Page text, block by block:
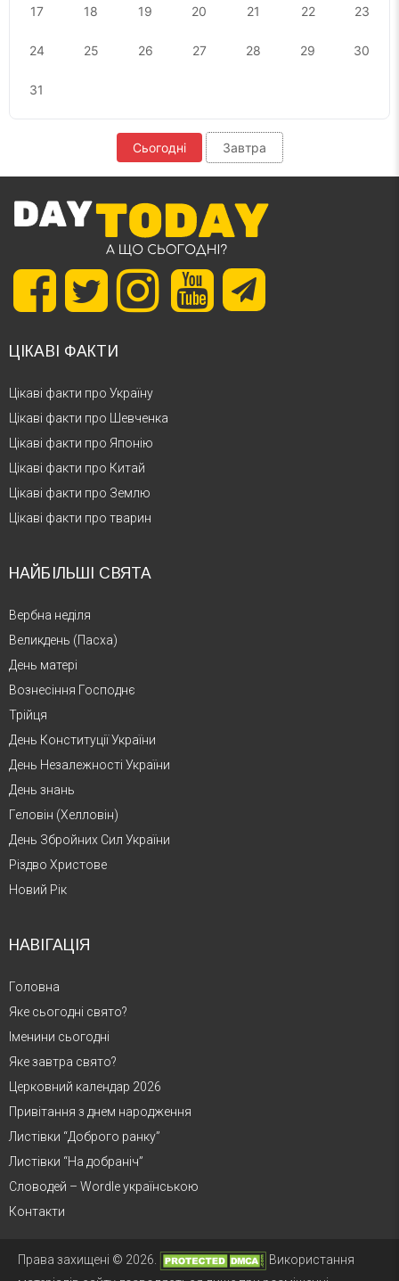
17 18 19 20 21 22 23
24 25 26 27 28 29 30
31
Сьогодні Завтра
ЦІКАВІ ФАКТИ
Цікаві факти про Україну
Цікаві факти про Шевченка
Цікаві факти про Японію
Цікаві факти про Китай
Цікаві факти про Землю
Цікаві факти про тварин
НАЙБІЛЬШІ СВЯТА
Вербна неділя
Великдень (Пасха)
День матері
Вознесіння Господнє
Трійця
День Конституції України
День Незалежності України
День знань
Геловін (Хелловін)
День Збройних Сил України
Різдво Христове
Новий Рік
НАВІГАЦІЯ
Головна
Яке сьогодні свято?
Іменини сьогодні
Яке завтра свято?
Церковний календар 2026
Привітання з днем народження
Листівки “Доброго ранку”
Листівки “На добраніч”
Словодей – Wordle українською
Контакти
Права захищені © 2026.
Використання